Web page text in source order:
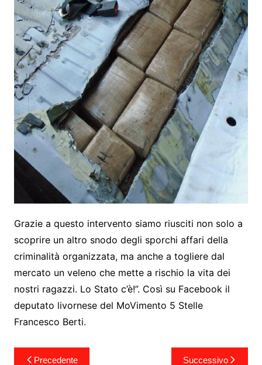
Grazie a questo intervento siamo riusciti non solo a
scoprire un altro snodo degli sporchi affari della
criminalità organizzata, ma anche a togliere dal
mercato un veleno che mette a rischio la vita dei
nostri ragazzi. Lo Stato c’è!”. Così su Facebook il
deputato livornese del MoVimento 5 Stelle
Francesco Berti.
Navigazione
Precedente Successivo